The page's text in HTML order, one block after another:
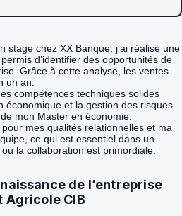
stage chez XX Banque, j’ai réalisé une
d’identifier des opportunités de
Grâce à cette analyse, les ventes
un an.
compétences techniques solides
économique et la gestion des risques
mon Master en économie.
mes qualités relationnelles et ma
ce qui est essentiel dans un
la collaboration est primordiale.
de l’entreprise
Agricole CIB